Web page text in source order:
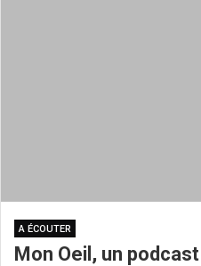
A ÉCOUTER
Mon Oeil, un